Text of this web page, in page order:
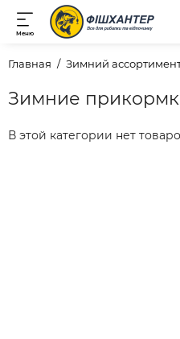
Меню
Главная Зимний
Зимние
В этой категории нет